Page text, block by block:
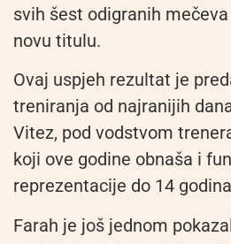
svih šest odigranih
novu titulu.
Ovaj uspjeh rezultat je
treniranja od najranijih
Vitez, pod vodstvom
koji ove godine obnaša i
reprezentacije do 14
Farah je još jednom